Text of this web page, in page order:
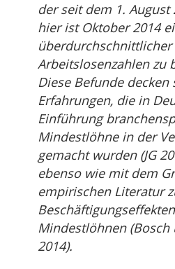
der seit dem 1. August
hier ist Oktober 2014
überdurchschnittlicher
Arbeitslosenzahlen zu
Diese Befunde
Erfahrungen, die in
Einführung
Mindestlöhne in der
gemacht wurden (JG
ebenso wie mit dem
empirischen Literatur
Mindestlöhnen (Bosch
2014).